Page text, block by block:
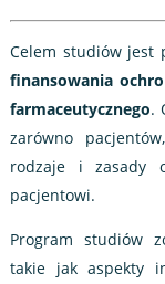
Celem studiów jest
finansowania
farmaceutycznego.
zarówno
rodzaje i zasady
pacjentowi.
Program studiów
takie jak aspekty